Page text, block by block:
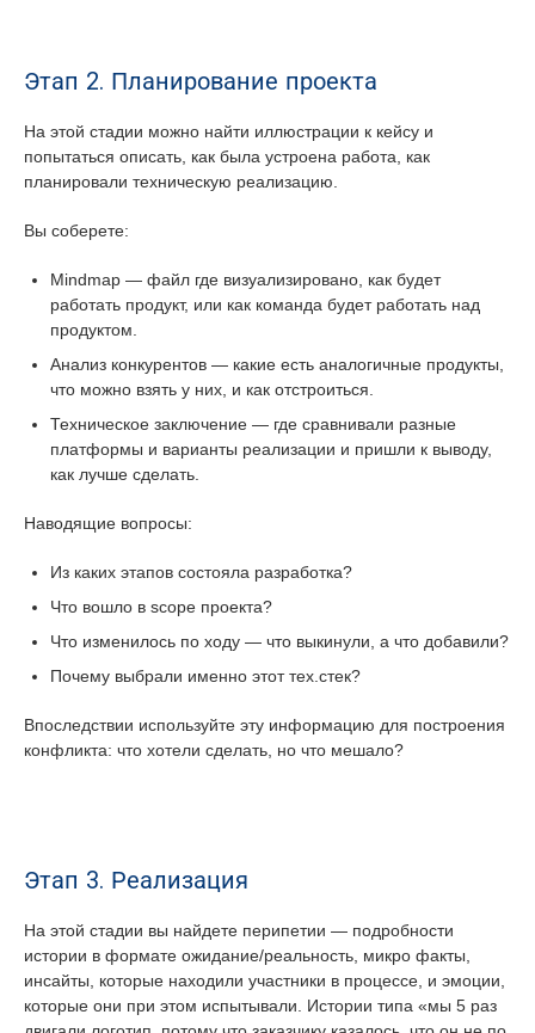
Этап 2. Планирование проекта
На этой стадии можно найти иллюстрации к кейсу и
попытаться описать, как была устроена работа, как
планировали техническую реализацию.
Вы соберете:
Mindmap — файл где визуализировано, как будет
работать продукт, или как команда будет работать над
продуктом.
Анализ конкурентов — какие есть аналогичные продукты,
что можно взять у них, и как отстроиться.
Техническое заключение — где сравнивали разные
платформы и варианты реализации и пришли к выводу,
как лучше сделать.
Наводящие вопросы:
Из каких этапов состояла разработка?
Что вошло в scope проекта?
Что изменилось по ходу — что выкинули, а что добавили?
Почему выбрали именно этот тех.стек?
Впоследствии используйте эту информацию для построения
конфликта: что хотели сделать, но что мешало?
Этап 3. Реализация
На этой стадии вы найдете перипетии — подробности
истории в формате ожидание/реальность, микро факты,
инсайты, которые находили участники в процессе, и эмоции,
которые они при этом испытывали. Истории типа «мы 5 раз